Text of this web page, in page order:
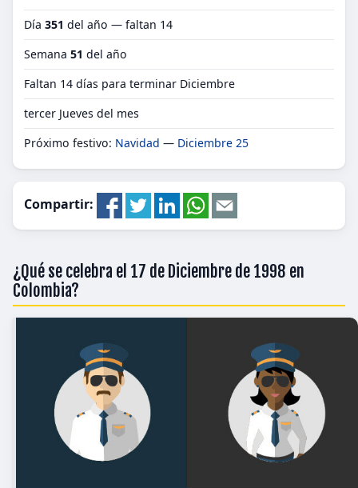
Día 351 del año — faltan 14
Semana 51 del año
Faltan 14 días para terminar Diciembre
tercer Jueves del mes
Próximo festivo: Navidad — Diciembre 25
Compartir:
¿Qué se celebra el 17 de Diciembre de 1998 en
Colombia?